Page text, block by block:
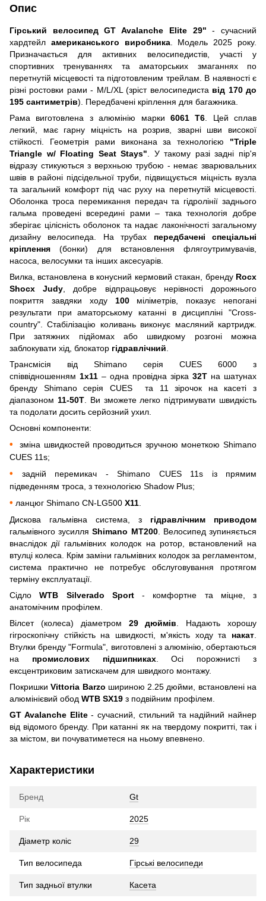
Опис
Гірський велосипед GT Avalanche Elite 29" - сучасний
хардтейл американського виробника. Модель 2025 року.
Призначається для активних велосипедистів, участі у
спортивних тренуваннях та аматорських змаганнях по
перетнутій місцевості та підготовленим трейлам. В наявності є
різні ростовки рами - M/L/XL (зріст велосипедиста від 170 до
195 сантиметрів). Передбачені кріплення для багажника.
Рама виготовлена з алюмінію марки 6061 T6 . Цей сплав
легкий, має гарну міцність на розрив, зварні шви високої
стійкості. Геометрія рами виконана за технологією "Triple
Triangle w/ Floating Seat Stays" . У такому разі задні пір'я
відразу стикуються з верхньою трубою - немає зварювальних
швів в районі підсідельної труби, підвищується міцність вузла
та загальний комфорт під час руху на перетнутій місцевості.
Оболонка троса перемикання передач та гідролінії заднього
гальма проведені всередині рами – така технологія добре
зберігає цілісність оболонок та надає лаконічності загальному
дизайну велосипеда. На трубах передбачені спеціальні
кріплення (бонки) для встановлення флягоутримувачів,
насоса, велосумки та інших аксесуарів.
Вилка, встановлена в конусний кермовий стакан, бренду Rocx
Shocx Judy , добре відпрацьовує нерівності дорожнього
покриття завдяки ходу 100 міліметрів, показує непогані
результати при аматорському катанні в дисципліні "Cross-
country". Стабілізацію коливань виконує масляний картридж.
При затяжних підйомах або швидкому розгоні можна
заблокувати хід, блокатор гідравлічний
Трансмісія від Shimano серія CUES 6000 з
співвідношенням 1х11 – одна провідна зірка 32Т на шатунах
бренду Shimano серія CUES та 11 зірочок на касеті з
діапазоном 11-50Т. Ви зможете легко підтримувати швидкість
та подолати досить серйозний ухил.
Основні компоненти:
•зміна швидкостей проводиться зручною монеткою Shimano
CUES 11s;
• задній перемикач - Shimano CUES 11s із прямим
підведенням троса, з технологією Shadow Plus;
• ланцюг Shimano CN-LG500 X11
Дискова гальмівна система, з гідравлічним приводом
гальмівного зусилляShimano MT200. Велосипед зупиняється
внаслідок дії гальмівних колодок на ротор, встановлений на
втулці колеса. Крім заміни гальмівних колодок за регламентом,
система практично не потребує обслуговування протягом
терміну експлуатації.
СідлоWTB Silverado Sport- комфортне та міцне, з
анатомічним профілем.
Вілсет (колеса) діаметром 29 дюймів . Надають хорошу
гігроскопічну стійкість на швидкості, м'якість ходу та накат
Втулки бренду "Formula", виготовлені з алюмінію, обертаються
на промислових підшипниках. Осі порожнисті з
ексцентриковим затискачем для швидкого монтажу.
ПокришкиVittoria Barzo шириною 2.25 дюйми, встановлені на
алюмінієвий обод WTB SX19 з подвійним профілем.
GT Avalanche Elite- сучасний, стильний та надійний найнер
від відомого бренду. При катанні як на твердому покритті, так і
за містом, ви почуватиметеся на ньому впевнено.
Характеристики
Бренд Gt
Рік 2025
Діаметр коліс 29
Тип велосипеда Гірські велосипеди
Тип задньої втулки Касета